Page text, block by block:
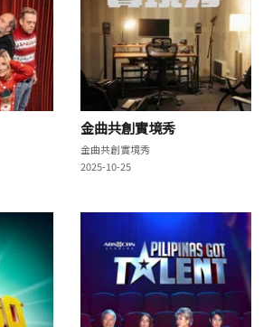
金曲共創實境秀
金曲共創實境秀
2025-10-25